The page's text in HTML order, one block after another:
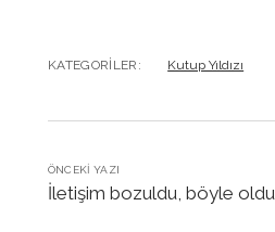
KATEGORILER: Kutup Yıldızı
ÖNCEKI YAZI
İletişim bozuldu, böyle oldu